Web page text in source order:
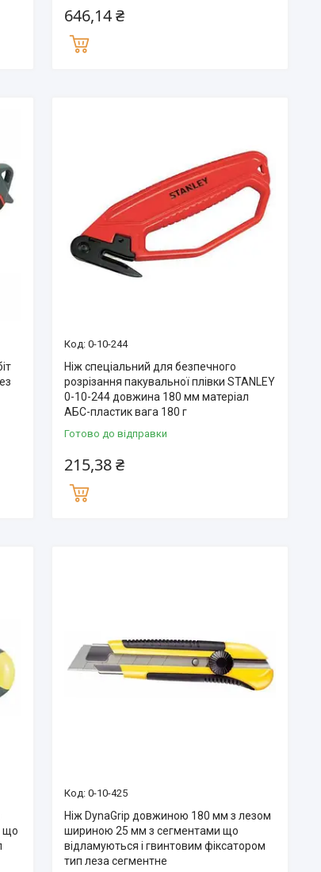
646,14 ₴
0-10-244
Ніж спеціальний для безпечного
розрізання пакувальної плівки STANLEY
0-10-244 довжина 180 мм матеріал
АБС-пластик вага 180 г
Готово до відправки
215,38 ₴
що
0-10-425
Ніж DynaGrip довжиною 180 мм з лезом
шириною 25 мм з сегментами що
відламуються і гвинтовим фіксатором
тип леза сегментне